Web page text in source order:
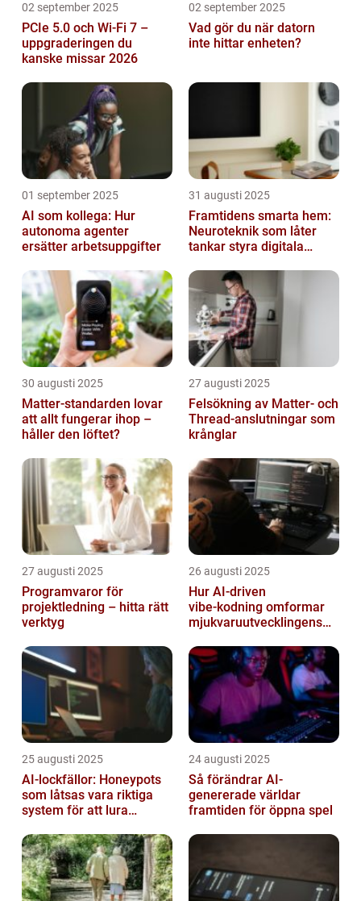
02 september 2025
PCIe 5.0 och Wi-Fi 7 –
uppgraderingen du
kanske missar 2026
02 september 2025
Vad gör du när datorn
inte hittar enheten?
01 september 2025
AI som kollega: Hur
autonoma agenter
ersätter arbetsuppgifter
31 augusti 2025
Framtidens smarta hem:
Neuroteknik som låter
tankar styra digitala
30 augusti 2025
Matter-standarden lovar
att allt fungerar ihop –
håller den löftet?
27 augusti 2025
Felsökning av Matter‑ och
Thread‑anslutningar som
krånglar
27 augusti 2025
Programvaror för
projektledning – hitta rätt
verktyg
26 augusti 2025
Hur AI‑driven
vibe‑kodning omformar
mjukvaruutvecklingens
25 augusti 2025
AI-lockfällor: Honeypots
som låtsas vara riktiga
system för att lura
24 augusti 2025
Så förändrar AI-
genererade världar
framtiden för öppna spel